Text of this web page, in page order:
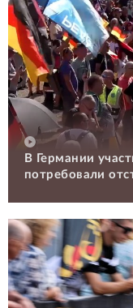
В Германии
потребовали